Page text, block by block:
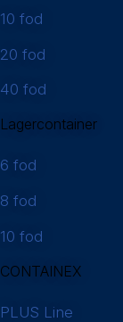
10 fod
20 fod
40 fod
Lagercontainer
6 fod
8 fod
10 fod
CONTAINEX
PLUS Line